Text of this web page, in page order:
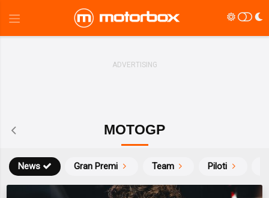
MOTOGP
News Gran Premi Team Piloti